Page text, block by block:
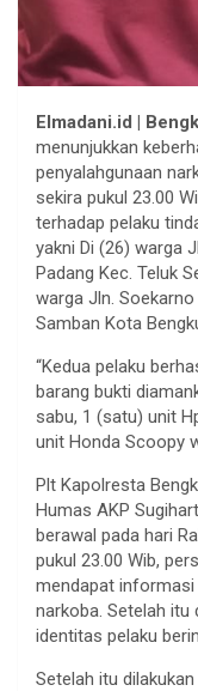
Elmadani.id |
menunjukkan
penyalahgunaan
sekira pukul 23.00
terhadap pelaku
yakni Di (26) warga
Padang Kec. Teluk
warga Jln.
Samban Kota
“Kedua pelaku
barang bukti
sabu, 1 (satu) unit
unit Honda Scoopy
Plt Kapolresta
Humas AKP
berawal pada hari
pukul 23.00 Wib,
mendapat informasi
narkoba. Setelah itu
identitas pelaku
Setelah itu